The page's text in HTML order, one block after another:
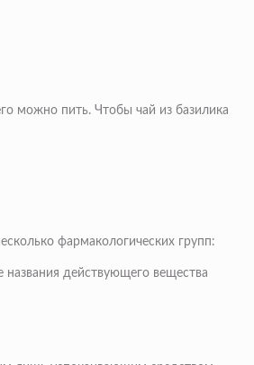
можно пить. Чтобы чай из базилика
фармакологических групп:
действующего вещества